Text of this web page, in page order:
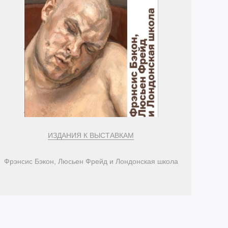
ИЗДАНИЯ К ВЫСТАВКАМ
Фрэнсис Бэкон, Люсьен Фрейд и Лондонская школа